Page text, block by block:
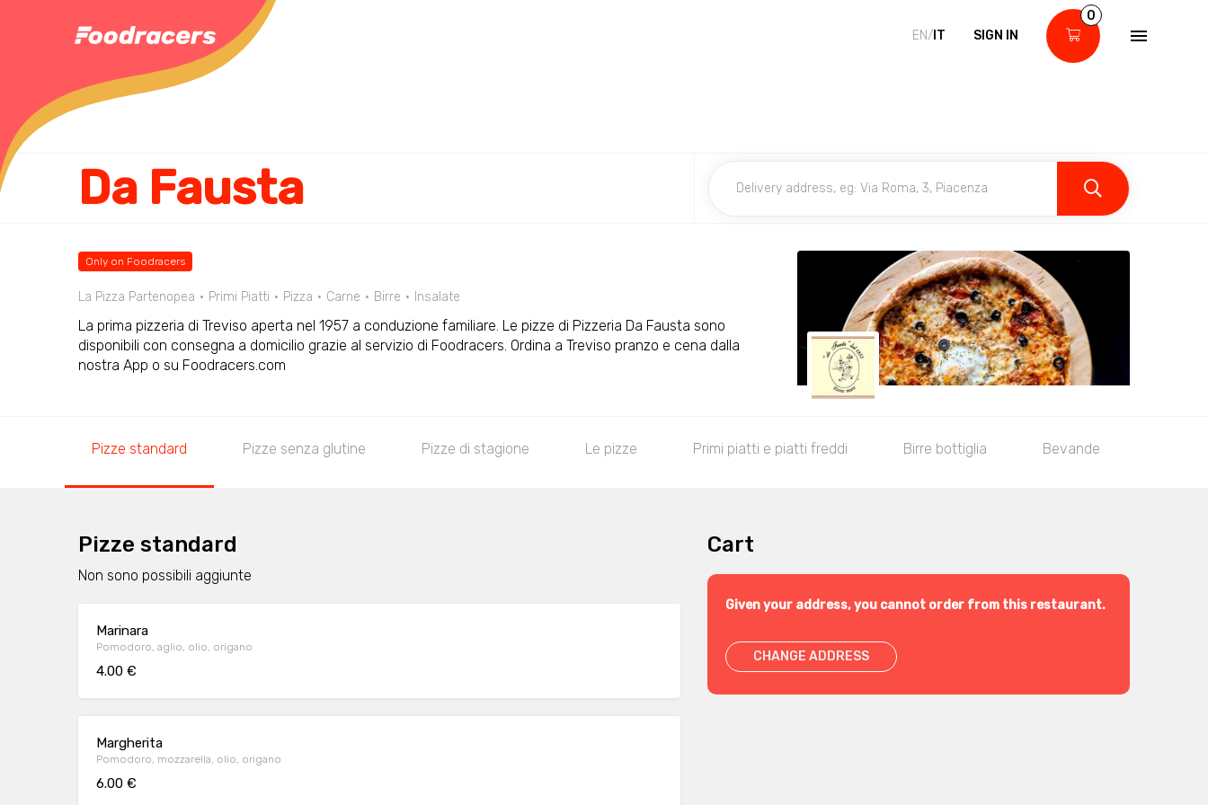
EN/ IT SIGN IN
0
Da Fausta
Only on Foodracers
La Pizza Partenopea Primi Piatti Pizza Carne Birre Insalate
La prima pizzeria di Treviso aperta nel 1957 a conduzione familiare. Le pizze di Pizzeria Da Fausta sono
disponibili con consegna a domicilio grazie al servizio di Foodracers. Ordina a Treviso pranzo e cena dalla
nostra App o su Foodracers.com
Pizze standard Pizze senza glutine Pizze di stagione Le pizze Primi piatti e piatti freddi Birre bottiglia Bevande
Pizze standard
Non sono possibili aggiunte
Marinara
Pomodoro, aglio, olio, origano
4.00 €
Margherita
Pomodoro, mozzarella, olio, origano
6.00 €
Cart
Given your address, you cannot order from this restaurant.
CHANGE ADDRESS